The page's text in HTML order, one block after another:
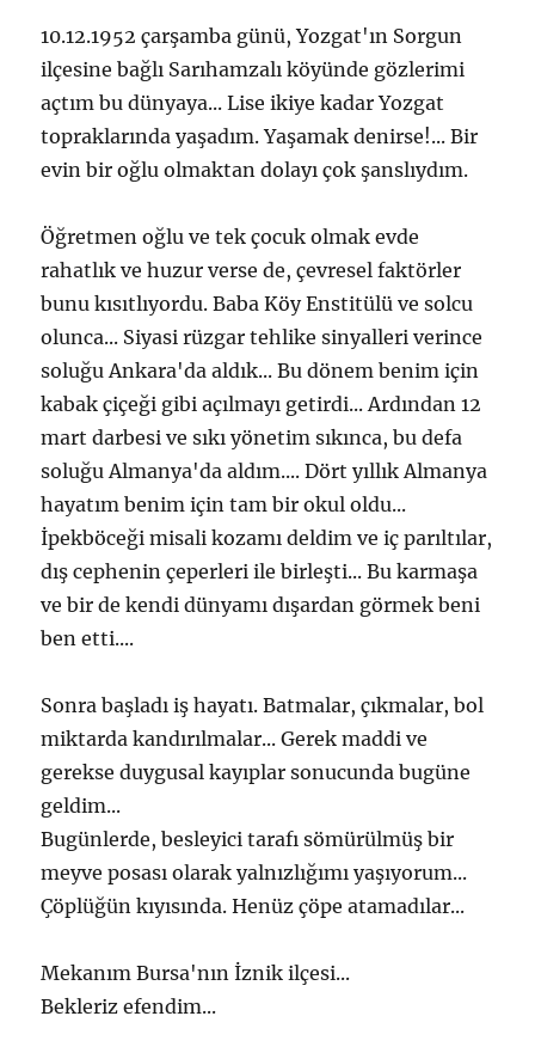
10.12.1952 çarşamba günü, Yozgat'ın Sorgun
ilçesine bağlı Sarıhamzalı köyünde gözlerimi
açtım bu dünyaya... Lise ikiye kadar Yozgat
topraklarında yaşadım. Yaşamak denirse!... Bir
evin bir oğlu olmaktan dolayı çok şanslıydım.
Öğretmen oğlu ve tek çocuk olmak evde
rahatlık ve huzur verse de, çevresel faktörler
bunu kısıtlıyordu. Baba Köy Enstitülü ve solcu
olunca... Siyasi rüzgar tehlike sinyalleri verince
soluğu Ankara'da aldık... Bu dönem benim için
kabak çiçeği gibi açılmayı getirdi... Ardından 12
mart darbesi ve sıkı yönetim sıkınca, bu defa
soluğu Almanya'da aldım.... Dört yıllık Almanya
hayatım benim için tam bir okul oldu...
İpekböceği misali kozamı deldim ve iç parıltılar,
dış cephenin çeperleri ile birleşti... Bu karmaşa
ve bir de kendi dünyamı dışardan görmek beni
ben etti....
Sonra başladı iş hayatı. Batmalar, çıkmalar, bol
miktarda kandırılmalar... Gerek maddi ve
gerekse duygusal kayıplar sonucunda bugüne
geldim...
Bugünlerde, besleyici tarafı sömürülmüş bir
meyve posası olarak yalnızlığımı yaşıyorum...
Çöplüğün kıyısında. Henüz çöpe atamadılar...
Mekanım Bursa'nın İznik ilçesi...
Bekleriz efendim...